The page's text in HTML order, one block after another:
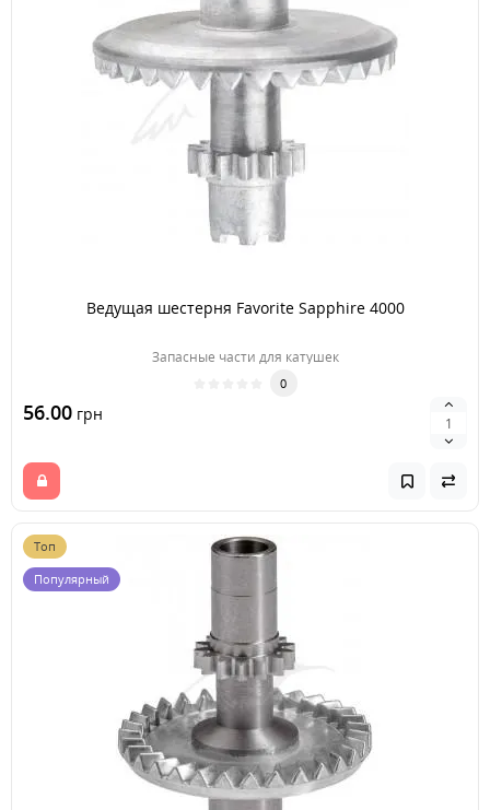
Ведущая шестерня Favorite Sapphire 4000
Запасные части для катушек
0
56.00 грн
Топ
Популярный